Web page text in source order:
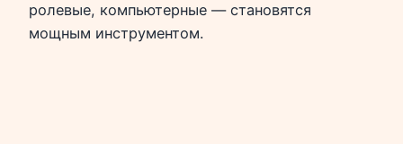
ролевые, компьютерные — становятся
мощным инструментом.